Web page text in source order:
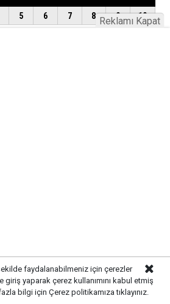
faydalanabilmeniz için çerezler
giriş yaparak çerez kullanımını kabul etmiş
bilgi için Çerez politikamıza tıklayınız.
Reklamı Kapat